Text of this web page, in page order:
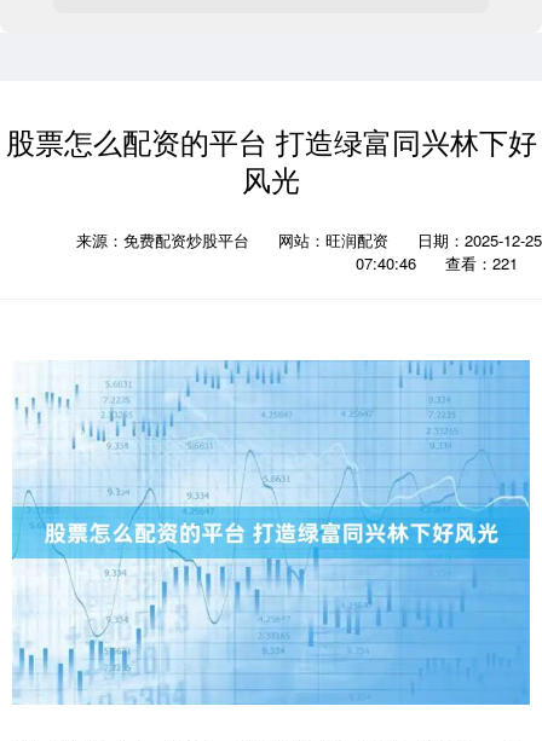
股票怎么配资的平台 打造绿富同兴林下好
风光
来源：免费配资炒股平台 网站：旺润配资
日期：2025-12-25
07:40:46
查看：221